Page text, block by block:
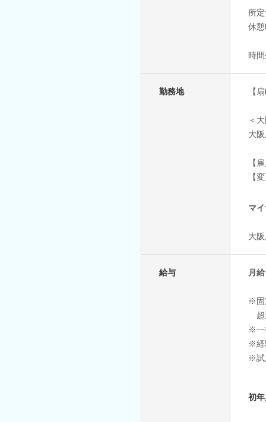
所
休
時
勤務地 【
＜
大
【
【
マ
大
給与 月
※固
超
※一
※経
※試
初